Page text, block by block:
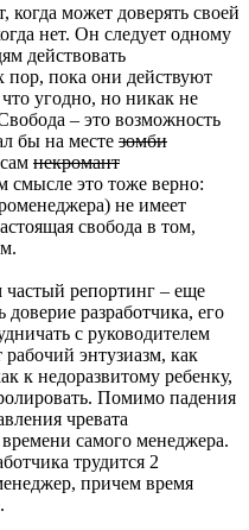
когда может доверять своей
нет. Он следует одному
действовать
пор, пока они действуют
угодно, но никак не
– это возможность
бы на месте зомби
некромант
это тоже верно:
не имеет
свобода в том,
репортинг – еще
разработчика, его
с руководителем
энтузиазм, как
к недоразвитому ребенку,
Помимо падения
чревата
самого менеджера.
трудится 2
причем время